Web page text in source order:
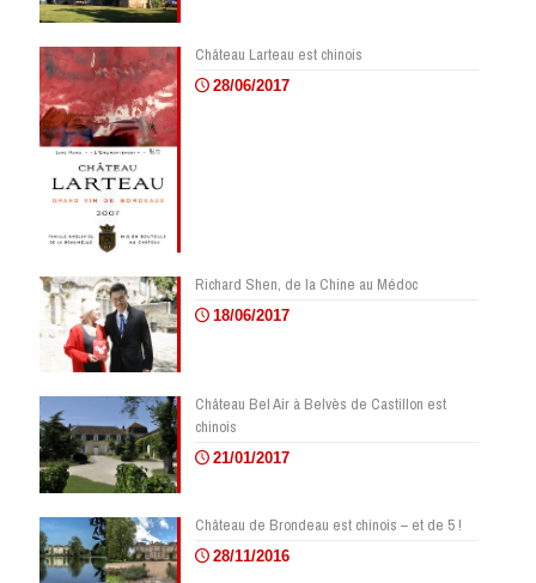
Château Larteau est chinois
28/06/2017
Richard Shen, de la Chine au Médoc
18/06/2017
Château Bel Air à Belvès de Castillon est
chinois
21/01/2017
Château de Brondeau est chinois – et de 5 !
28/11/2016